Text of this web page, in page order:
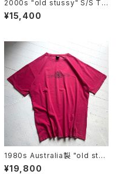
2000s "old stussy" S/S T-
shirt
¥15,400
1980s Australia製 "old stus
sy" S/S T-shirt
¥19,800